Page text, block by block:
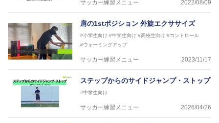
生きと」生きる、そんな『健康な人生』をサポートし
ている。
サッカー練習メニュー 2022/08/09
肩の1stポジション 外旋エクササイズ
#小学生向け #中学生向け #高校生向け #コントロール
#ウォーミングアップ
サッカー練習メニュー 2023/11/17
ステップからのサイドジャンプ・ストップ
#中学生向け
サッカー練習メニュー 2026/04/26